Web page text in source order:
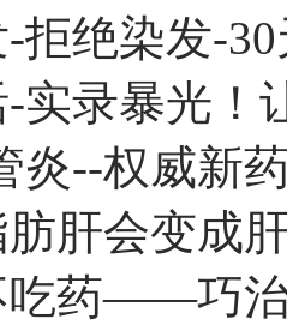
拒绝染发-
实录暴光！
炎--权威新
肝会变成
吃药——巧